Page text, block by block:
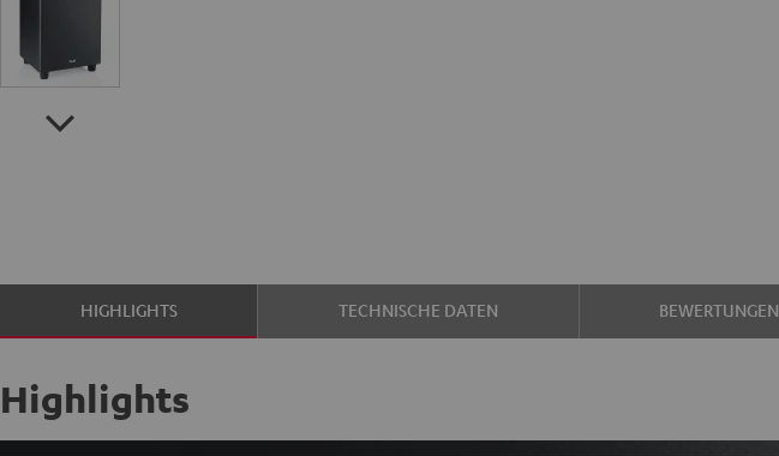
HIGHLIGHTS TECHNISCHE DATEN BEWERTUNGEN
Highlights